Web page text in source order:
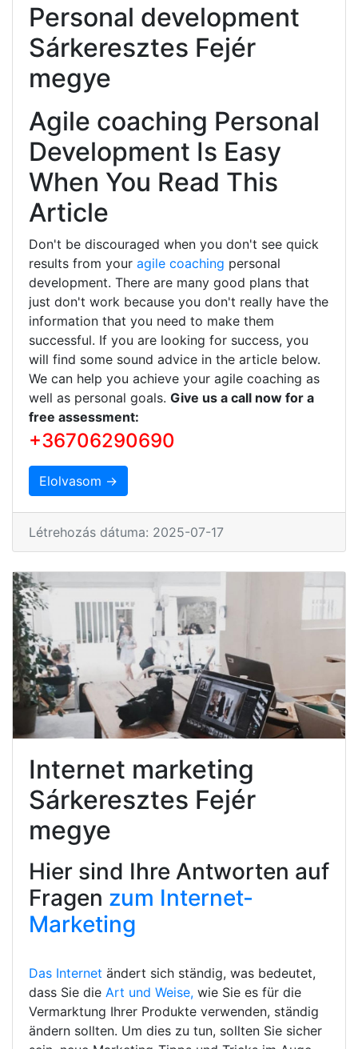
Personal development
Sárkeresztes Fejér
megye
Agile coaching Personal
Development Is Easy
When You Read This
Article
Don't be discouraged when you don't see quick
results from your agile coaching personal
development. There are many good plans that
just don't work because you don't really have the
information that you need to make them
successful. If you are looking for success, you
will find some sound advice in the article below.
We can help you achieve your agile coaching as
well as personal goals. Give us a call now for a
free assessment:
+36706290690
Elolvasom →
Létrehozás dátuma: 2025-07-17
Internet marketing
Sárkeresztes Fejér
megye
Hier sind Ihre Antworten auf
Fragen zum Internet-
Marketing
Das Internet ändert sich ständig, was bedeutet,
dass Sie die Art und Weise, wie Sie es für die
Vermarktung Ihrer Produkte verwenden, ständig
ändern sollten. Um dies zu tun, sollten Sie sicher